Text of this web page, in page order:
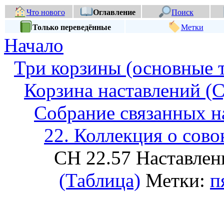
Что нового Оглавление
Поиск
Только переведённые
Метки
Начало
Три корзины (основные
Корзина наставлений
Собрание связанных
22. Коллекция о
СН 22.57
(Таблица) Метки: